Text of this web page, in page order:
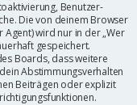
Benutzer-
Die von deinem Browser
wird nur in der „Wer
gespeichert.
Boards, dass weitere
Abstimmungsverhalten
Beiträgen oder explizit